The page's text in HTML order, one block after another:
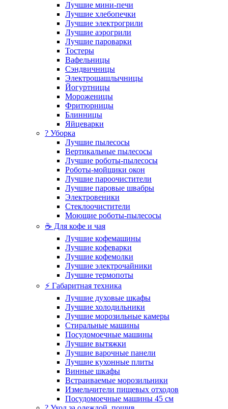
Лучшие мини-печи
Лучшие хлебопечки
Лучшие электрогрили
Лучшие аэрогрили
Лучшие пароварки
Тостеры
Вафельницы
Сэндвичницы
Электрошашлычницы
Йогуртницы
Мороженицы
Фритюрницы
Блинницы
Яйцеварки
? Уборка
Лучшие пылесосы
Вертикальные пылесосы
Лучшие роботы-пылесосы
Роботы-мойщики окон
Лучшие пароочистители
Лучшие паровые швабры
Электровеники
Стеклоочистители
Моющие роботы-пылесосы
☕ Для кофе и чая
Лучшие кофемашины
Лучшие кофеварки
Лучшие кофемолки
Лучшие электрочайники
Лучшие термопоты
⚡ Габаритная техника
Лучшие духовые шкафы
Лучшие холодильники
Лучшие морозильные камеры
Стиральные машины
Посудомоечные машины
Лучшие вытяжки
Лучшие варочные панели
Лучшие кухонные плиты
Винные шкафы
Встраиваемые морозильники
Измельчители пищевых отходов
Посудомоечные машины 45 см